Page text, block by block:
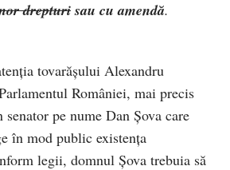
drepturisau cu amendă.
tovarășului Alexandru
României, mai precis
pe nume Dan Șova care
în mod public existența
legii, domnul Șova trebuia să